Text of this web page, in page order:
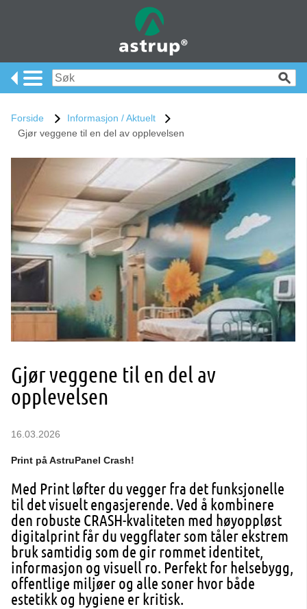
Forside
Informasjon / Aktuelt
Gjør veggene til en del av opplevelsen
Gjør veggene til en del av
opplevelsen
16.03.2026
Print på AstruPanel Crash!
Med Print løfter du vegger fra det funksjonelle
til det visuelt engasjerende. Ved å kombinere
den robuste CRASH‑kvaliteten med høyoppløst
digitalprint får du veggflater som tåler ekstrem
bruk samtidig som de gir rommet identitet,
informasjon og visuell ro. Perfekt for helsebygg,
offentlige miljøer og alle soner hvor både
estetikk og hygiene er kritisk.